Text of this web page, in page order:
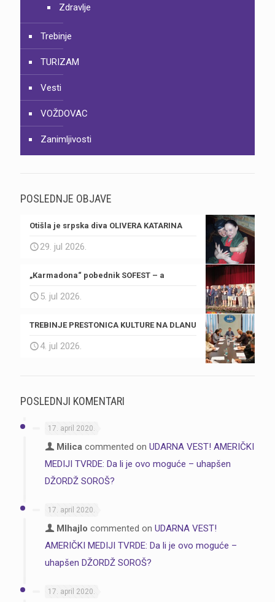
Zdravlje
Trebinje
TURIZAM
Vesti
VOŽDOVAC
Zanimljivosti
POSLEDNJE OBJAVE
Otišla je srpska diva OLIVERA KATARINA
29. jul 2026.
„Karmadona“ pobednik SOFEST – a
5. jul 2026.
TREBINJE PRESTONICA KULTURE NA DLANU
4. jul 2026.
POSLEDNJI KOMENTARI
17. april 2020.
Milica commented on UDARNA VEST! AMERIČKI
MEDIJI TVRDE: Da li je ovo moguće – uhapšen
DŽORDŽ SOROŠ?
17. april 2020.
MIhajlo commented on UDARNA VEST!
AMERIČKI MEDIJI TVRDE: Da li je ovo moguće –
uhapšen DŽORDŽ SOROŠ?
17. april 2020.